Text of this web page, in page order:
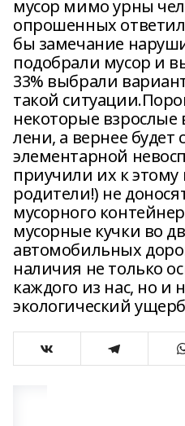
мусор мимо урны
опрошенных
бы замечание
подобрали мусор и
33% выбрали
такой
некоторые взрослые
лени, а вернее будет
элементарной
приучили их к этому
родители!) не
мусорного
мусорные кучки во
автомобильных
наличия не только
каждого из нас, но и
экологический